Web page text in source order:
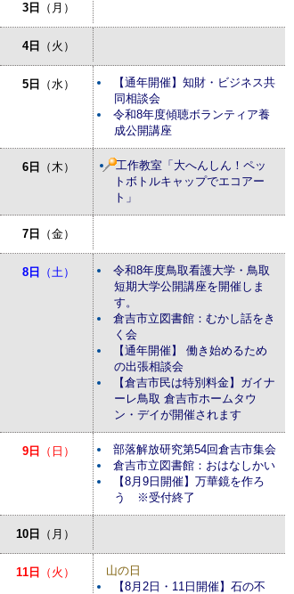
3日 （月）
4日 （火）
5日 （水）
【通年開催】知財・ビジネス共
同相談会
令和8年度傾聴ボランティア養
成公開講座
6日 （木）
工作教室「大へんしん！ペッ
トボトルキャップでエコアー
ト」
7日 （金）
8日 （土）
令和8年度鳥取看護大学・鳥取
短期大学公開講座を開催しま
す。
倉吉市立図書館：むかし話をき
く会
【通年開催】 働き始めるため
の出張相談会
【倉吉市民は特別料金】ガイナ
ーレ鳥取 倉吉市ホームタウ
ン・デイが開催されます
9日 （日）
部落解放研究第54回倉吉市集会
倉吉市立図書館：おはなしかい
【8月9日開催】万華鏡を作ろ
う ※受付終了
10日 （月）
11日 （火）
山の日
【8月2日・11日開催】石の不